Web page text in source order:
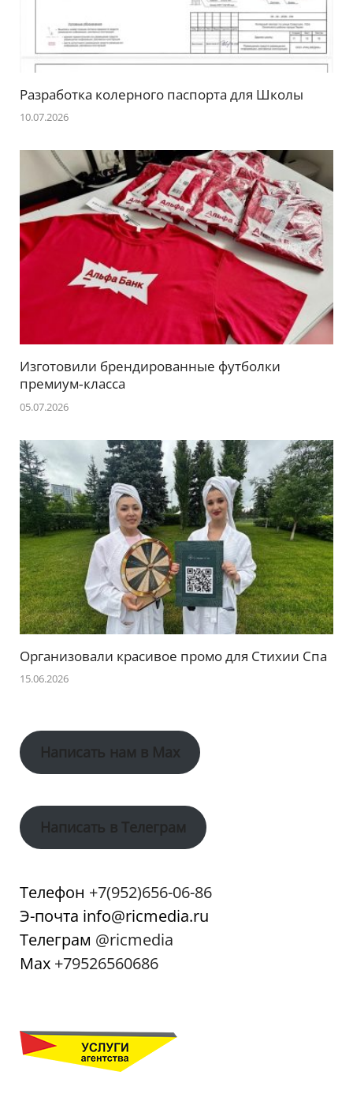
Разработка колерного паспорта для Школы
10.07.2026
Изготовили брендированные футболки
премиум‑класса
05.07.2026
Организовали красивое промо для Стихии Спа
15.06.2026
Написать нам в Max
Написать в Телеграм
Телефон +7(952)656-06-86
Э-почта info@ricmedia.ru
Телеграм @ricmedia
Мах +79526560686